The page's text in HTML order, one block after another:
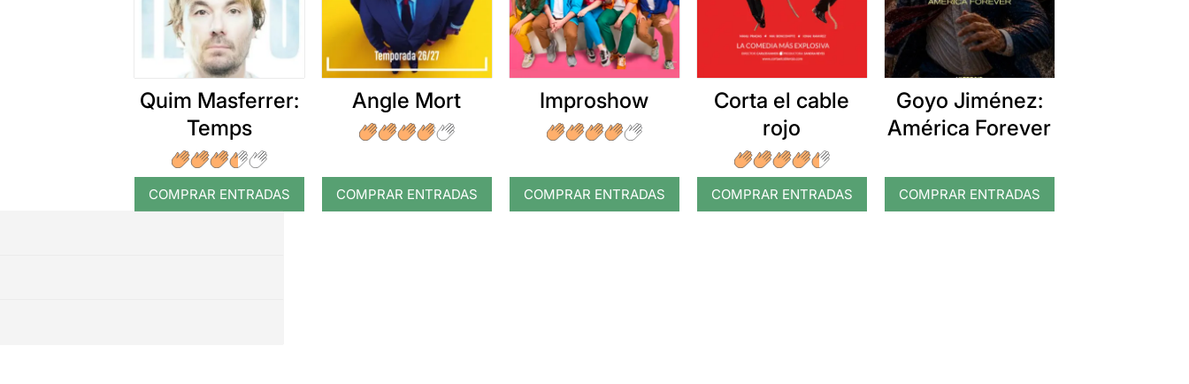
Quim Masferrer:
Temps
COMPRAR ENTRADAS
Angle Mort
COMPRAR ENTRADAS
Improshow
COMPRAR ENTRADAS
Corta el cable
rojo
COMPRAR ENTRADAS
Goyo Jiménez:
América Forever
COMPRAR ENTRADAS